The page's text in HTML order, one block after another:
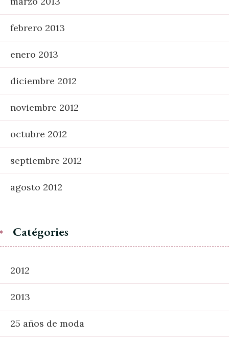
febrero 2013
enero 2013
diciembre 2012
noviembre 2012
octubre 2012
septiembre 2012
agosto 2012
Catégories
2012
2013
25 años de moda